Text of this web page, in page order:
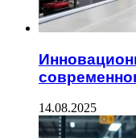
14.08.2025